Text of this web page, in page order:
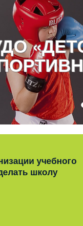
учебного
школу